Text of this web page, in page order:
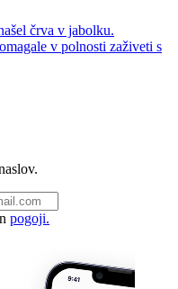
črva v jabolku.
v polnosti zaživeti s
pogoji.